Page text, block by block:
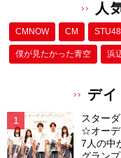
人
CMNOW CM STU48
僕が⾒たかった⻘空 浜
デ
スター
☆オーデ
7人の中